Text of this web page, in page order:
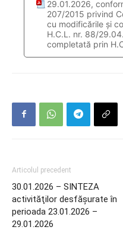
29.01.2026,
207/2015 privind
cu modificările și
H.C.L. nr. 88/
completată prin
Articolul precedent
30.01.2026 – SINTEZA
activităţilor desfăşurate în
perioada 23.01.2026 –
29.01.2026